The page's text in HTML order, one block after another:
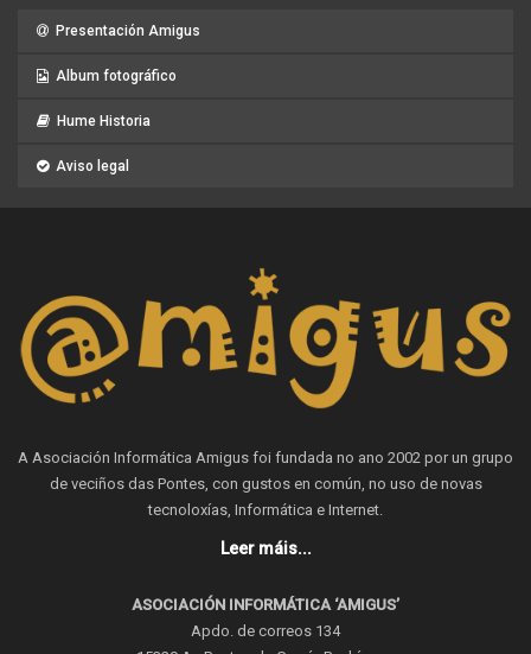
Presentación Amigus
Album fotográfico
Hume Historia
Aviso legal
A Asociación Informática Amigus foi fundada no ano 2002 por un grupo
de veciños das Pontes, con gustos en común, no uso de novas
tecnoloxías, Informática e Internet.
Leer máis...
ASOCIACIÓN INFORMÁTICA ‘AMIGUS’
Apdo. de correos 134